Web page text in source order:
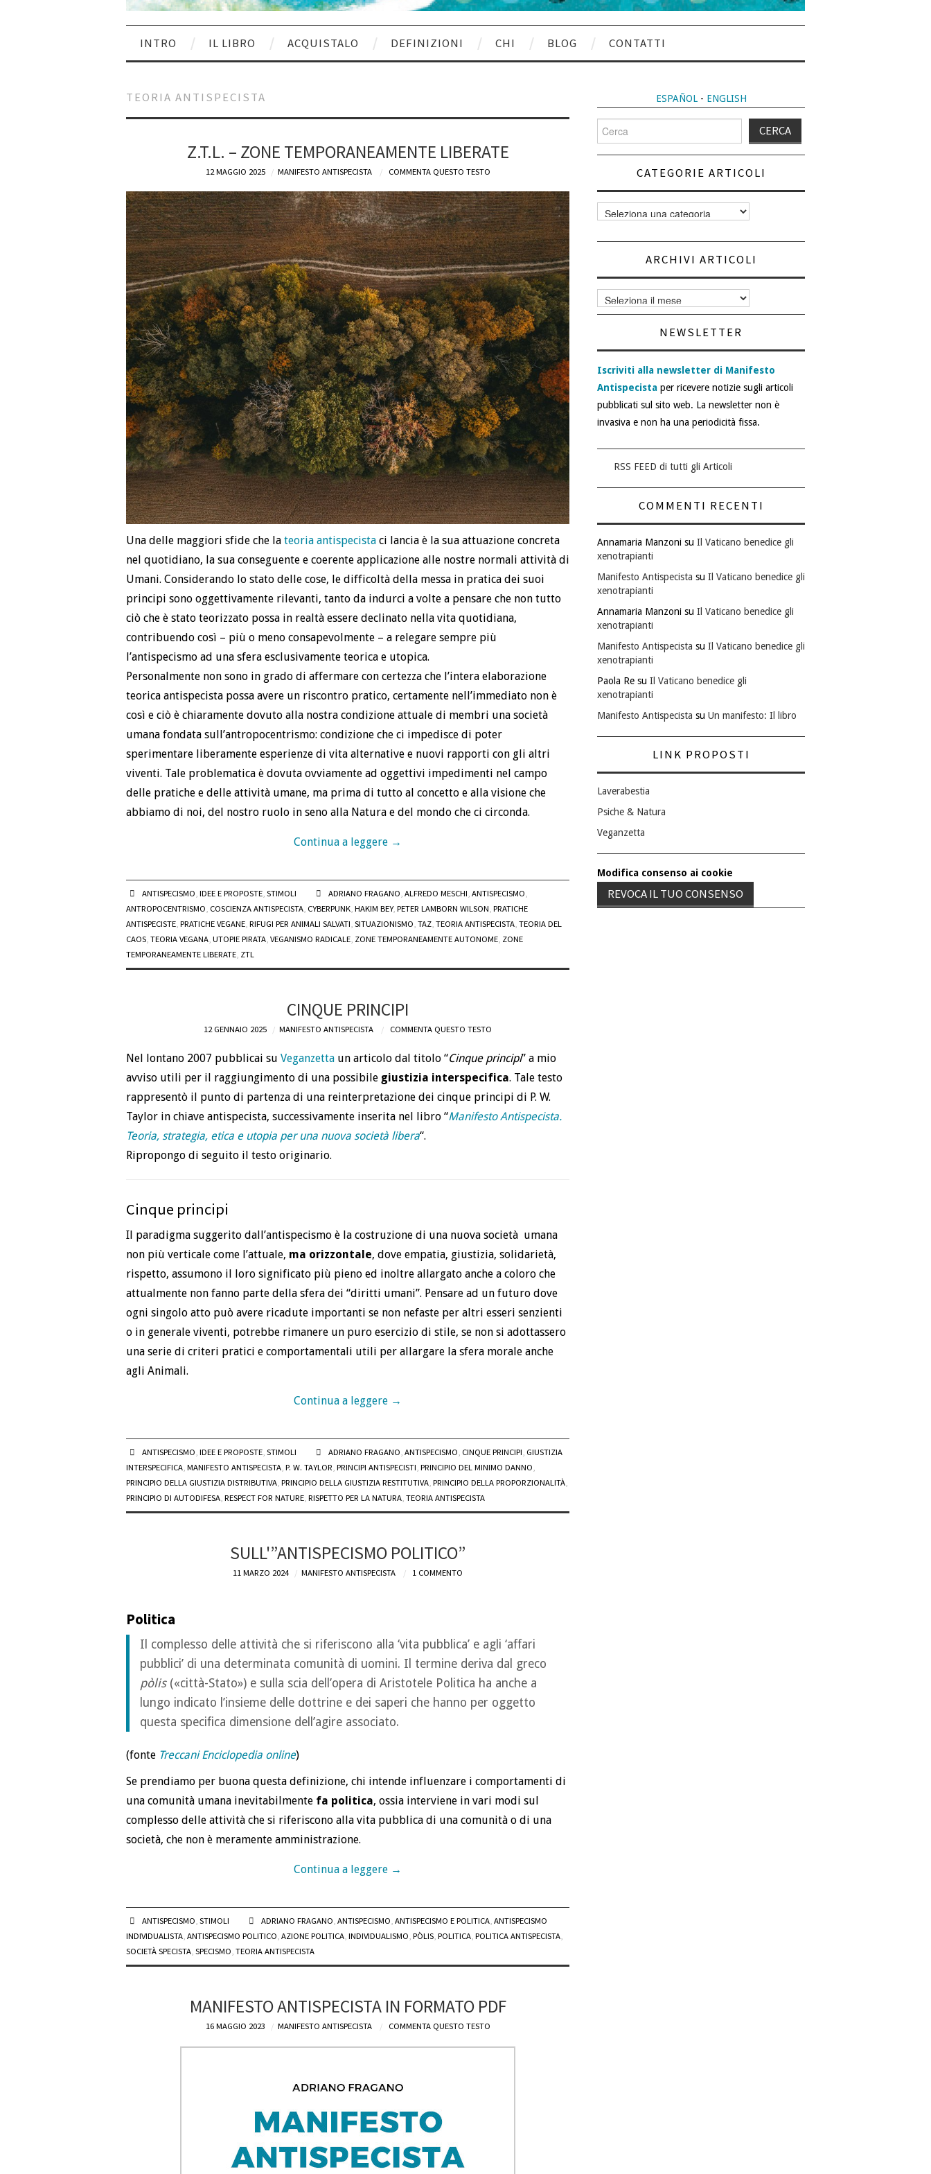
INTRO IL LIBRO ACQUISTALO DEFINIZIONI CHI BLOG CONTATTI
TEORIA ANTISPECISTA
Z.T.L. – ZONE TEMPORANEAMENTE LIBERATE
12 MAGGIO 2025 MANIFESTO ANTISPECISTA COMMENTA QUESTO TESTO
Una delle maggiori sfide che la teoria antispecista ci lancia è la sua attuazione concreta
nel quotidiano, la sua conseguente e coerente applicazione alle nostre normali attività di
Umani. Considerando lo stato delle cose, le difficoltà della messa in pratica dei suoi
principi sono oggettivamente rilevanti, tanto da indurci a volte a pensare che non tutto
ciò che è stato teorizzato possa in realtà essere declinato nella vita quotidiana,
contribuendo così – più o meno consapevolmente – a relegare sempre più
l’antispecismo ad una sfera esclusivamente teorica e utopica.
Personalmente non sono in grado di affermare con certezza che l’intera elaborazione
teorica antispecista possa avere un riscontro pratico, certamente nell’immediato non è
così e ciò è chiaramente dovuto alla nostra condizione attuale di membri una società
umana fondata sull’antropocentrismo: condizione che ci impedisce di poter
sperimentare liberamente esperienze di vita alternative e nuovi rapporti con gli altri
viventi. Tale problematica è dovuta ovviamente ad oggettivi impedimenti nel campo
delle pratiche e delle attività umane, ma prima di tutto al concetto e alla visione che
abbiamo di noi, del nostro ruolo in seno alla Natura e del mondo che ci circonda.
Continua a leggere →
ANTISPECISMO ,IDEE E PROPOSTE ,STIMOLI ADRIANO FRAGANO ,ALFREDO MESCHI ,ANTISPECISMO
ANTROPOCENTRISMO COSCIENZA ANTISPECISTA CYBERPUNK HAKIM BEY, PETER LAMBORN WILSON PRATICHE
ANTISPECISTE PRATICHE VEGANE RIFUGI PER ANIMALI SALVATI SITUAZIONISMO TAZ TEORIA ANTISPECISTA TEORIA DEL
CAOS TEORIA VEGANA UTOPIE PIRATA VEGANISMO RADICALE ZONE TEMPORANEAMENTE AUTONOME ZONE
TEMPORANEAMENTE LIBERATE ZTL
CINQUE PRINCIPI
12 GENNAIO 2025 MANIFESTO ANTISPECISTA COMMENTA QUESTO TESTO
Nel lontano 2007 pubblicai su Veganzetta un articolo dal titolo “Cinque principi” a mio
avviso utili per il raggiungimento di una possibile giustizia interspecifica. Tale testo
rappresentò il punto di partenza di una reinterpretazione dei cinque principi di P. W.
Taylor in chiave antispecista, successivamente inserita nel libro “Manifesto Antispecista.
Teoria, strategia, etica e utopia per una nuova società libera“.
Ripropongo di seguito il testo originario.
Cinque principi
Il paradigma suggerito dall’antispecismo è la costruzione di una nuova società umana
non più verticale come l’attuale, ma orizzontale, dove empatia, giustizia, solidarietà,
rispetto, assumono il loro significato più pieno ed inoltre allargato anche a coloro che
attualmente non fanno parte della sfera dei “diritti umani”. Pensare ad un futuro dove
ogni singolo atto può avere ricadute importanti se non nefaste per altri esseri senzienti
o in generale viventi, potrebbe rimanere un puro esercizio di stile, se non si adottassero
una serie di criteri pratici e comportamentali utili per allargare la sfera morale anche
agli Animali.
Continua a leggere →
ANTISPECISMO,IDEE E PROPOSTE,STIMOLI ADRIANO FRAGANO,ANTISPECISMO, CINQUE PRINCIPI, GIUSTIZIA
INTERSPECIFICA, MANIFESTO ANTISPECISTA, P. W. TAYLOR, PRINCIPI ANTISPECISTI, PRINCIPIO DEL MINIMO DANNO,
PRINCIPIO DELLA GIUSTIZIA DISTRIBUTIVA, PRINCIPIO DELLA GIUSTIZIA RESTITUTIVA, PRINCIPIO DELLA PROPORZIONALITÀ,
PRINCIPIO DI AUTODIFESA, RESPECT FOR NATURE, RISPETTO PER LA NATURA, TEORIA ANTISPECISTA
SULL'”ANTISPECISMO POLITICO”
11 MARZO 2024 MANIFESTO ANTISPECISTA 1 COMMENTO
Politica
Il complesso delle attività che si riferiscono alla ‘vita pubblica’ e agli ‘affari
pubblici’ di una determinata comunità di uomini. Il termine deriva dal greco
pòlis(«città-Stato») e sulla scia dell’opera di Aristotele Politica ha anche a
lungo indicato l’insieme delle dottrine e dei saperi che hanno per oggetto
questa specifica dimensione dell’agire associato.
(fonte Treccani Enciclopedia online)
Se prendiamo per buona questa definizione, chi intende influenzare i comportamenti di
una comunità umana inevitabilmente fa politica, ossia interviene in vari modi sul
complesso delle attività che si riferiscono alla vita pubblica di una comunità o di una
società, che non è meramente amministrazione.
Continua a leggere →
ANTISPECISMO,STIMOLI ADRIANO FRAGANO,ANTISPECISMO,ANTISPECISMO E POLITICA,ANTISPECISMO
INDIVIDUALISTA, ANTISPECISMO POLITICO, AZIONE POLITICA, INDIVIDUALISMO, PÒLIS, POLITICA, POLITICA ANTISPECISTA,
SOCIETÀ SPECISTA, SPECISMO, TEORIA ANTISPECISTA
MANIFESTO ANTISPECISTA IN FORMATO PDF
16 MAGGIO 2023 MANIFESTO ANTISPECISTA COMMENTA QUESTO TESTO
ESPAÑOL- ENGLISH
per:
CATEGORIE ARTICOLI
Categorie
articoli
ARCHIVI ARTICOLI
Archivi
articoli
NEWSLETTER
Iscriviti alla newsletter di Manifesto
Antispecista per ricevere notizie sugli articoli
pubblicati sul sito web. La newsletter non è
invasiva e non ha una periodicità fissa.
RSS FEED di tutti gli Articoli
COMMENTI RECENTI
Annamaria Manzoni su Il Vaticano benedice gli
xenotrapianti
Manifesto Antispecista su Il Vaticano benedice gli
xenotrapianti
Annamaria Manzoni su Il Vaticano benedice gli
xenotrapianti
Manifesto Antispecista su Il Vaticano benedice gli
xenotrapianti
Paola Re su Il Vaticano benedice gli
xenotrapianti
Manifesto Antispecista su Un manifesto: Il libro
LINK PROPOSTI
Laverabestia
Psiche & Natura
Veganzetta
Modifica consenso ai cookie
REVOCA IL TUO CONSENSO